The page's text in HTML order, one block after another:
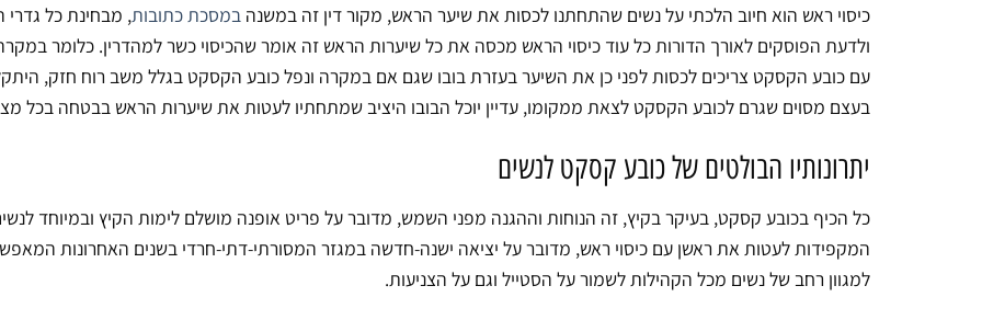
סוגים.
ניתן
לבחור
את
האפשרויות
המוצר
כיסוי ראש הוא חיוב הלכתי על נשים שהתחתנו לכסות את שיער הראש, מקור דין זה במשנה במסכת כתובות, מבחינת כל גדרי
ולדעת הפוסקים לאורך הדורות כל עוד כיסוי הראש מכסה את כל שיערות הראש זה אומר שהכיסוי כשר למהדרין. כלומר
עם כובע הקסקט צריכים לכסות לפני כן את השיער בעזרת בובו שגם אם במקרה ונפל כובע הקסקט בגלל משב רוח חזק,
בעצם מסוים שגרם לכובע הקסקט לצאת ממקומו, עדיין יוכל הבובו היציב שמתחתיו לעטות את שיערות הראש בבטחה בכל
יתרונותיו הבולטים של כובע קסקט לנשים
כל הכיף בכובע קסקט, בעיקר בקיץ, זה הנוחות וההגנה מפני השמש, מדובר על פריט אופנה מושלם לימות הקיץ ובמיוחד
המקפידות לעטות את ראשן עם כיסוי ראש, מדובר על יציאה ישנה-חדשה במגזר המסורתי-דתי-חרדי בשנים האחרונות
למגוון רחב של נשים מכל הקהילות לשמור על הסטייל וגם על הצניעות.